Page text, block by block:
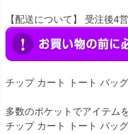
【配送について】 受注後4
チップ カート トート バッグ
多数のポケットでアイテム
チップ カート トート バッ